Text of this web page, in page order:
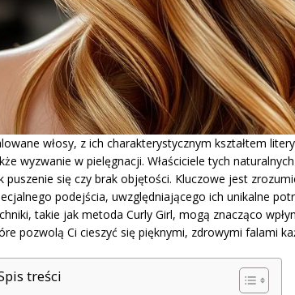
włosy, z ich charakterystycznym kształtem
wyzwanie w pielęgnacji. Właściciele tych
puszenie się czy brak objętości. Kluczowe jest
podejścia, uwzględniającego ich unikalne
takie jak metoda Curly Girl, mogą znacząco
pozwolą Ci cieszyć się pięknymi, zdrowymi falami
treści